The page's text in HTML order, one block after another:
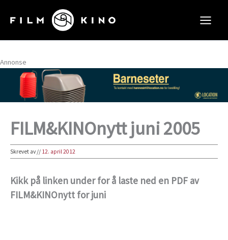
rett
innholdet
Annonse
FILM&KINOnytt juni 2005
Skrevet av// 12. april 2012
Kikk på linken under for å laste ned en PDF av
FILM&KINOnytt for juni